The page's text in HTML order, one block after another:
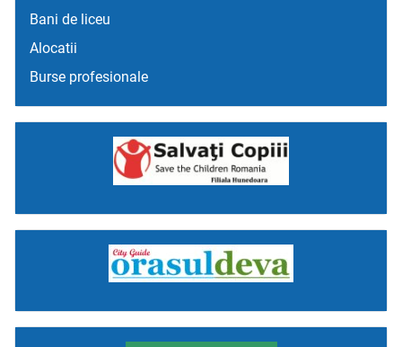
Bani de liceu
Alocatii
Burse profesionale